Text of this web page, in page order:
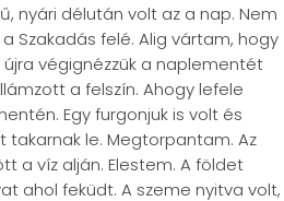
nyári délután volt az a nap. Nem
Szakadás felé. Alig vártam, hogy
végignézzük a naplementét
a felszín. Ahogy lefele
Egy furgonjuk is volt és
le. Megtorpantam. Az
a víz alján. Elestem. A földet
ahol feküdt. A szeme nyitva volt,